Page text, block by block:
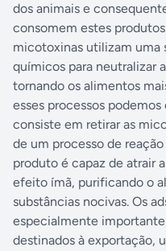
dos animais e
consomem estes
micotoxinas utilizam uma
químicos para neutralizar
tornando os alimentos
esses processos
consiste em retirar as
de um processo de
produto é capaz de atrair
efeito ímã, purificando o
substâncias nocivas. Os
especialmente
destinados à exportação,